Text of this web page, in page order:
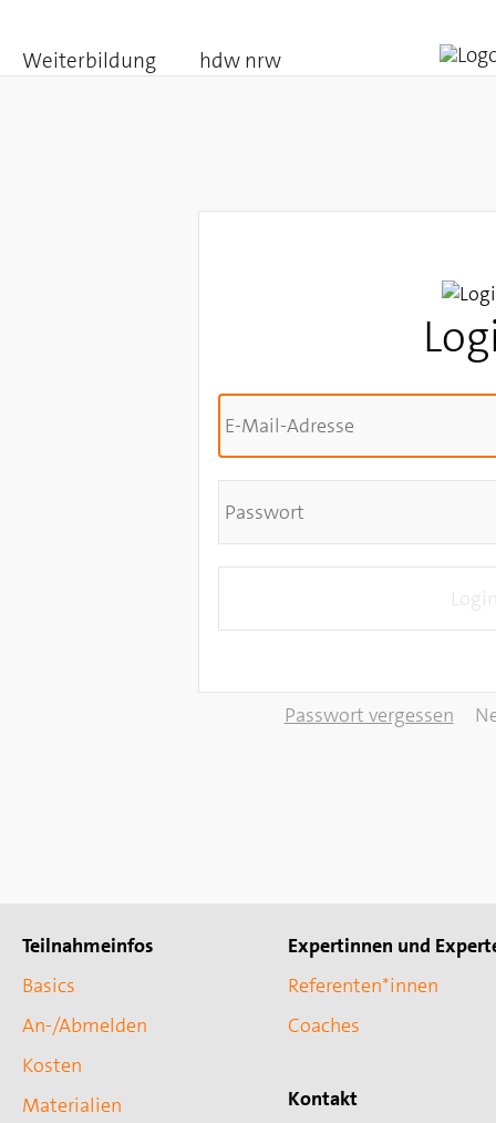
Weiterbildung hdw nrw
Passwort vergessen
Teilnahmeinfos
Basics
An-/Abmelden
Kosten
Materialien
Expertinnen und
Referenten*innen
Coaches
Kontakt